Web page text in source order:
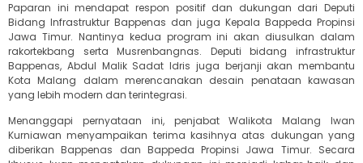
Paparan ini mendapat respon positif dan dukungan dari Deputi
Bidang Infrastruktur Bappenas dan juga Kepala Bappeda Propinsi
Jawa Timur. Nantinya kedua program ini akan diusulkan dalam
rakortekbang serta Musrenbangnas. Deputi bidang infrastruktur
Bappenas, Abdul Malik Sadat Idris juga berjanji akan membantu
Kota Malang dalam merencanakan desain penataan kawasan
yang lebih modern dan terintegrasi.
Menanggapi pernyataan ini, penjabat Walikota Malang Iwan
Kurniawan menyampaikan terima kasihnya atas dukungan yang
diberikan Bappenas dan Bappeda Propinsi Jawa Timur. Secara